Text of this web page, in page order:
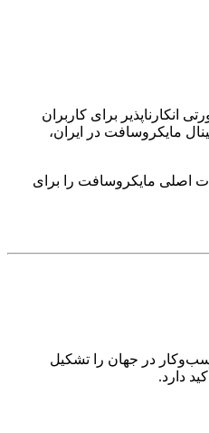
انکارناپذیر برای کاربران
مایکروسافت در ایران،
اصلی مایکروسافت را برای
در جهان را تشکیل
دارد.